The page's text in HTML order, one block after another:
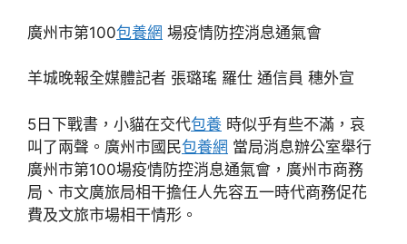
廣州市第100包養網 場疫情防控消息通氣會
羊城晚報全媒體記者 張璐瑤 羅仕 通信員 穗外宣
5日下戰書，小貓在交代包養 時似乎有些不滿，哀
叫了兩聲。廣州市國民包養網 當局消息辦公室舉行
廣州市第100場疫情防控消息通氣會，廣州市商務
局、市文廣旅局相干擔任人先容五一時代商務促花
費及文旅市場相干情形。